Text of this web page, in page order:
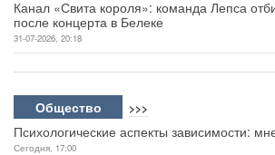
Канал «Свита короля»: команда Лепса
после концерта в Белеке
31-07-2026, 20:18
Общество >>>
Психологические аспекты зависимости:
Сегодня, 17:00